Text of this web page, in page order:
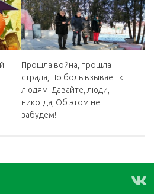
Прошла война, прошла
страда, Но боль взывает к
людям: Давайте, люди,
никогда, Об этом не
забудем!